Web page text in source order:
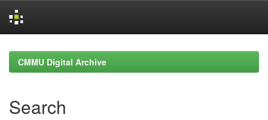
navigationCMMU Digital Archive
Search